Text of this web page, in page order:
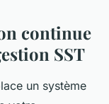
continue
SST
un système